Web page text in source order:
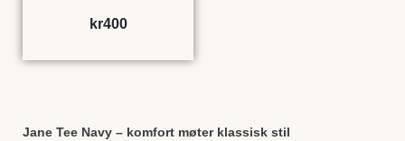
kr400
Jane Tee Navy – komfort møter klassisk stil